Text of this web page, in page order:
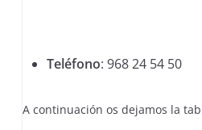
Teléfono: 968 24 54 50
A continuación os dejamos la